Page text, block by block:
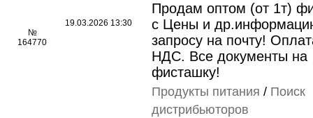
№
164770
19.03.2026 13:30
Продам оптом (от 1т)
с Цены и
запросу на почту!
НДС. Все документы на
фисташку!
Продукты питания / Поиск
дистрибьюторов